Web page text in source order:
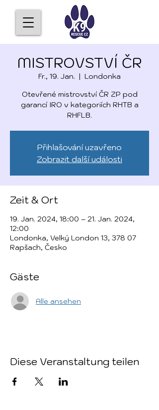
MISTROVSTVÍ ČR
Fr., 19. Jan.
  |
Londonka
Otevřené mistrovství ČR ZP pod
garancí IRO v kategoriích RHTB a
RHFLB.
Přihlašování uzavřeno
Zobrazit další události
Zeit & Ort
19. Jan. 2024, 18:00 – 21. Jan. 2024,
12:00
Londonka, Velký London 13, 378 07
Rapšach, Česko
Gäste
Alle ansehen
Diese Veranstaltung teilen